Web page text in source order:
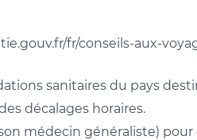
fr/conseils-aux-
sanitaires du pays
décalages horaires.
médecin généraliste)